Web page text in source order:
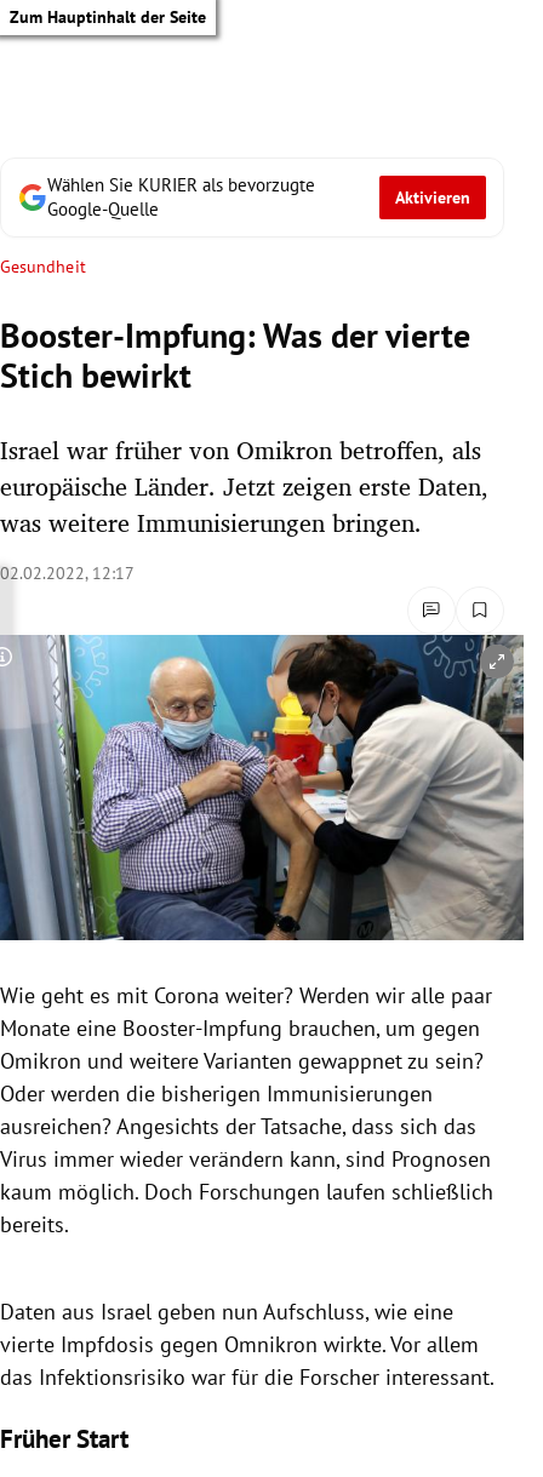
Zum Hauptinhalt der Seite
Untermenü
Untermenü
Untermenü
Untermenü
Untermenü
Untermenü
Untermenü
Untermenü
Wählen Sie KURIER als bevorzugte
Google-Quelle
Aktivieren
Gesundheit
Booster-Impfung: Was der vierte
Stich bewirkt
Israel war früher von Omikron betroffen, als
europäische Länder. Jetzt zeigen erste Daten,
was weitere Immunisierungen bringen.
02.02.2022, 12:17
Copyright-Hinweis öffnen/schließen
Wie geht es mit Corona weiter? Werden wir alle paar
Monate eine Booster-Impfung brauchen, um gegen
Omikron und weitere Varianten gewappnet zu sein?
Oder werden die bisherigen Immunisierungen
ausreichen? Angesichts der Tatsache, dass sich das
Virus immer wieder verändern kann, sind Prognosen
kaum möglich. Doch Forschungen laufen schließlich
bereits.
Daten aus Israel geben nun Aufschluss, wie eine
vierte Impfdosis gegen Omnikron wirkte. Vor allem
das Infektionsrisiko war für die Forscher interessant.
Früher Start